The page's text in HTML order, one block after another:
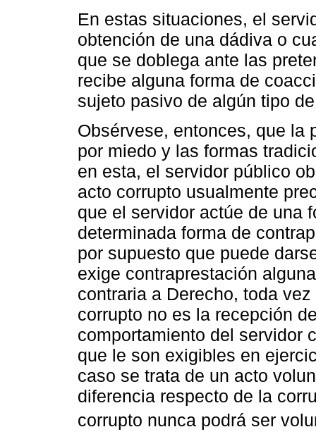
En estas situaciones, el
obtención de una dádiva o
que se doblega ante las
recibe alguna forma de
sujeto pasivo de algún tipo
Obsérvese, entonces, que la
por miedo y las formas
en esta, el servidor público
acto corrupto usualmente
que el servidor actúe de una
determinada forma de
por supuesto que puede
exige contraprestación
contraria a Derecho, toda
corrupto no es la recepción
comportamiento del servidor
que le son exigibles en
caso se trata de un acto
diferencia respecto de la
corrupto nunca podrá ser